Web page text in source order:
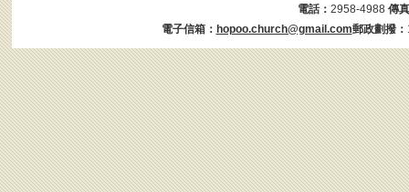
電話： 2958-4988 傳
電子信箱： hopoo.church@gmail.com郵政劃撥：